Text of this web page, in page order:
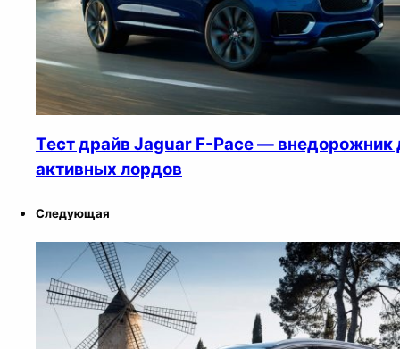
Тест драйв Jaguar F-Pace — внедорожник
активных лордов
Следующая